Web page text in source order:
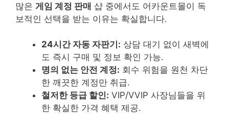
많은 게임 계정 판매 샵 중에서도 어카운트몰이 독
보적인 선택을 받는 이유는 확실합니다.
24시간 자동 자판기: 상담 대기 없이 새벽에
도 즉시 구매 및 정보 확인 가능.
명의 없는 안전 계정: 회수 위험을 원천 차단
한 깨끗한 계정만 취급.
철저한 등급 할인: VIP/VVIP 사장님들을 위
한 확실한 가격 혜택 제공.